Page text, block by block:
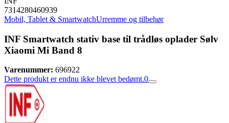
7314280460939
Mobil, Tablet & SmartwatchUrremme og tilbehør
INF Smartwatch stativ base til trådløs oplader Sølv
Xiaomi Mi Band 8
Varenummer: 696922
Dette produkt er endnu ikke blevet bedømt.0